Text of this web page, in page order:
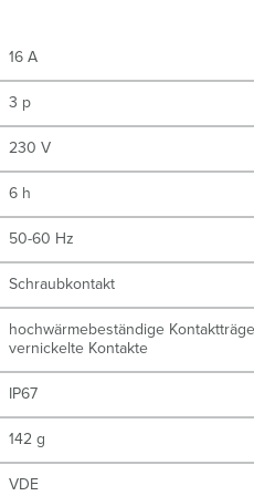
16 A
3 p
230 V
6 h
50-60 Hz
Schraubkontakt
hochwärmebeständige
vernickelte Kontakte
IP67
142 g
VDE